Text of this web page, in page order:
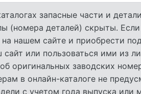
запасные части и
(номера деталей) скрыты.
нашем сайте и приобрести
сайт или пользоваться ими из
оригинальных заводских
в онлайн-каталоге не
с учетом года выпуска или